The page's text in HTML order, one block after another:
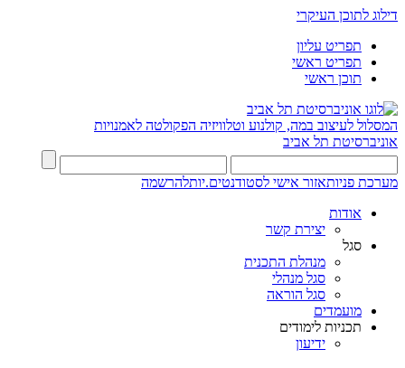
דילוג לתוכן העיקרי
תפריט עליון
תפריט ראשי
תוכן ראשי
המסלול לעיצוב במה, קולנוע וטלוויזיה הפקולטה לאמנויות
אוניברסיטת תל אביב
מערכת פניותאזור אישי לסטודנטים.יותלהרשמה
אודות
יצירת קשר
סגל
מנהלת התכנית
סגל מנהלי
סגל הוראה
מועמדים
תכניות לימודים
ידיעון